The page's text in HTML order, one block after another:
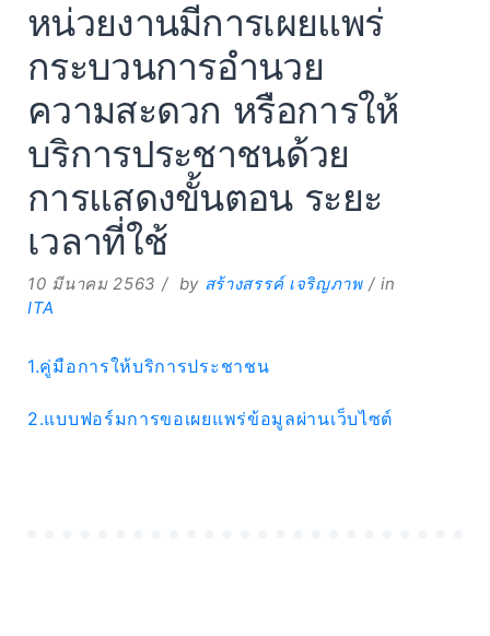
หน่วยงานมีการเผยแพร่
กระบวนการอำนวย
ความสะดวก หรือการให้
บริการประชาชนด้วย
การแสดงขั้นตอน ระยะ
เวลาที่ใช้
10 มีนาคม 2563 by สร้างสรรค์ เจริญภาพ
in
ITA
1.คู่มือการให้บริการประชาชน
2.แบบฟอร์มการขอเผยแพร่ข้อมูลผ่านเว็บไซต์